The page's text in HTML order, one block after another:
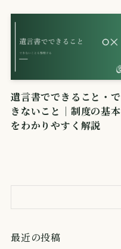
遺言書でできること・で
きないこと｜制度の基本
をわかりやすく解説
最近の投稿